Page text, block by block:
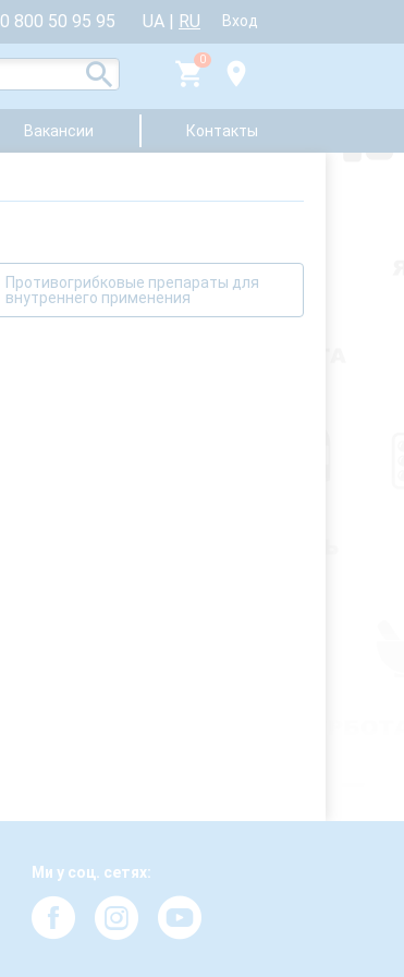
0 800 50 95 95 UA | RU Вход
0
Вакансии Контакты
Противогрибковые препараты для
внутреннего применения
Ми у соц. сетях: